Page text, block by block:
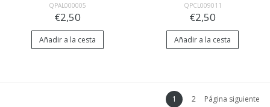
QPAL000005
€2,50
Añadir a la cesta
QPCL009011
€2,50
Añadir a la cesta
1 2 Página siguiente